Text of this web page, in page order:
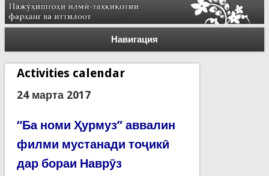
Навигация
Activities calendar
24 марта 2017
“Ба номи Ҳурмуз” аввалин
филми мустанади тоҷикӣ
дар бораи Наврӯз